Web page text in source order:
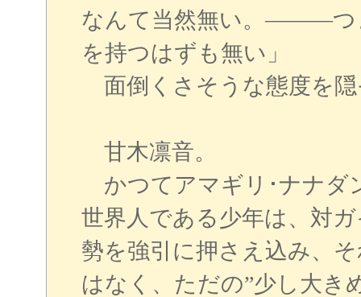
なんて当然無い。―――つ
を持つはずも無い」
面倒くさそうな態度を
甘木凛音。
かつてアマギリ･ナナダ
世界人である少年は、対
勢を強引に押さえ込み、
はなく、ただの”少し大き